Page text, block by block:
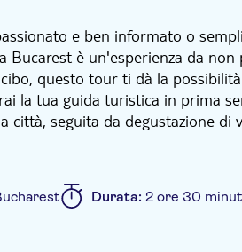
e ben informato o
Bucarest è un'esperienza da
questo tour ti dà la
la tua guida turistica in prima
città, seguita da degustazione
noi!
potrai ammirare viste
la storia e rimarrai stupito dalla
e i monumenti di Victoriei
Palazzo del
Durata: 2 ore 30